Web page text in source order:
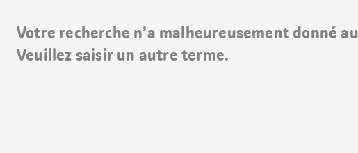
Votre recherche n’a malheureusement donné
Veuillez saisir un autre terme.